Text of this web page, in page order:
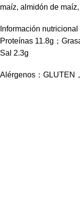
maíz, almidón de maíz,
Información
Proteínas 11.8g；
Sal 2.3g
Alérgenos：GLUTEN